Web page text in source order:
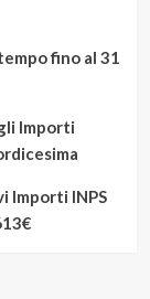
fino al 31
Importi
Importi INPS